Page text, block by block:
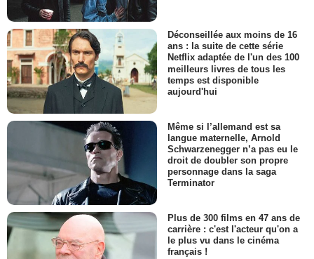
Déconseillée aux moins de 16
ans : la suite de cette série
Netflix adaptée de l'un des 100
meilleurs livres de tous les
temps est disponible
aujourd'hui
Même si l’allemand est sa
langue maternelle, Arnold
Schwarzenegger n’a pas eu le
droit de doubler son propre
personnage dans la saga
Terminator
Plus de 300 films en 47 ans de
carrière : c'est l'acteur qu'on a
le plus vu dans le cinéma
français !